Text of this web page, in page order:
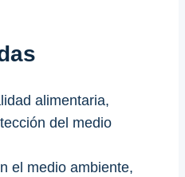
alimentaria,
del medio
el medio ambiente,